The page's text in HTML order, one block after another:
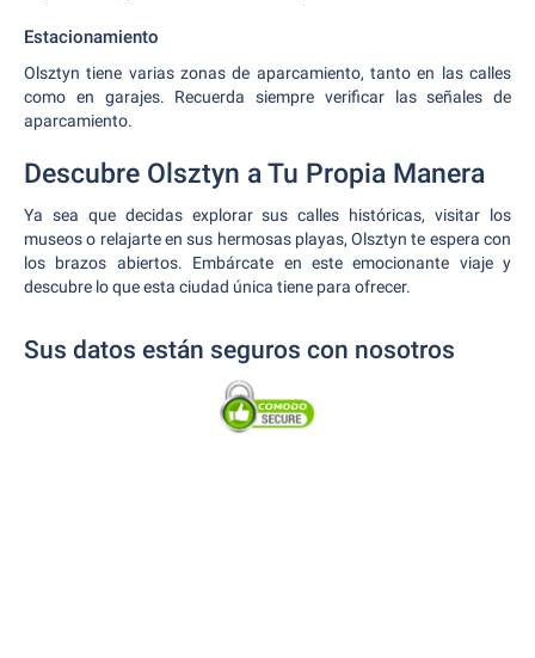
Estacionamiento
Olsztyn tiene varias zonas de aparcamiento, tanto en las calles
como en garajes. Recuerda siempre verificar las señales de
aparcamiento.
Descubre Olsztyn a Tu Propia Manera
Ya sea que decidas explorar sus calles históricas, visitar los
museos o relajarte en sus hermosas playas, Olsztyn te espera con
los brazos abiertos. Embárcate en este emocionante viaje y
descubre lo que esta ciudad única tiene para ofrecer.
Sus datos están seguros con nosotros